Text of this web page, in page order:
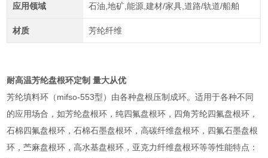
应用领域 石油,地矿,能源,建材/家具,道路/轨道/船舶
材质 芳纶纤维
耐高温芳纶盘根环定制 量大从优
芳纶填料环（mifso-553型）由各种盘根压制成环。适用于各种不同
的应用场合，如芳纶盘根环，纯四氟盘根环，四角芳纶四氟盘根环，
石棉四氟盘根环，石棉石墨盘根环，高碳纤维盘根环，四氟石墨盘根
环，苎麻盘根环，高水基盘根环，亚克力纤维盘根环等等性能特点：